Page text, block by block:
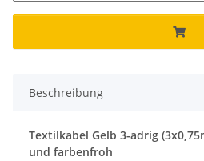
Beschreibung
Textilkabel Gelb 3-adrig
und farbenfroh